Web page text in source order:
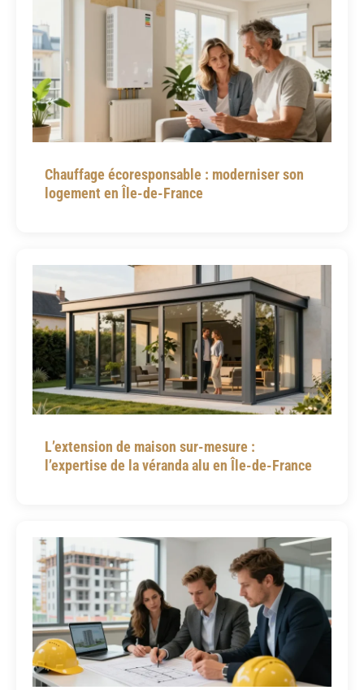
Chauffage écoresponsable : moderniser son
logement en Île-de-France
L’extension de maison sur-mesure :
l’expertise de la véranda alu en Île-de-France